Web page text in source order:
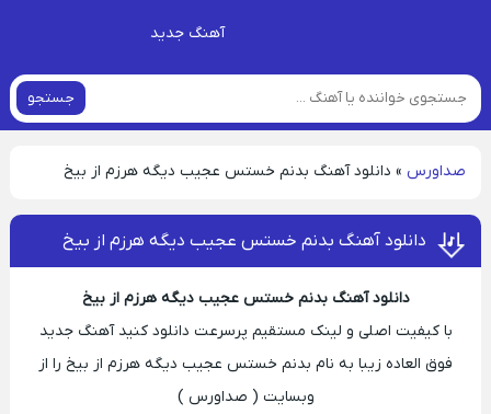
آهنگ جدید
جستجو
صداورس » دانلود آهنگ بدنم خستس عجیب دیگه هرزم از بیخ
دانلود آهنگ بدنم خستس عجیب دیگه هرزم از بیخ
دانلود آهنگ بدنم خستس عجیب دیگه هرزم از بیخ
با کیفیت اصلی و لینک مستقیم پرسرعت دانلود کنید آهنگ جدید
فوق العاده زیبا به نام بدنم خستس عجیب دیگه هرزم از بیخ را از
وبسایت ( صداورس )